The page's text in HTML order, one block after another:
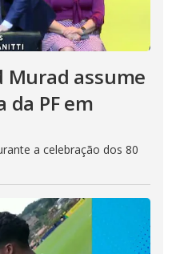
Murad assume
PF em
a celebração dos 80